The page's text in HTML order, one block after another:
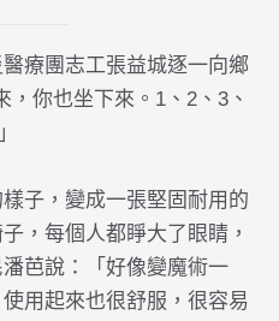
療團志工張益城逐一向鄉
你也坐下來。1、2、3、
子，變成一張堅固耐用的
，每個人都睜大了眼睛，
芭說：「好像變魔術一
用起來也很舒服，很容易